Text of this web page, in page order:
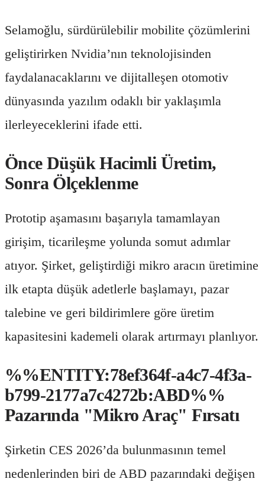
Selamoğlu, sürdürülebilir mobilite çözümlerini
geliştirirken Nvidia’nın teknolojisinden
faydalanacaklarını ve dijitalleşen otomotiv
dünyasında yazılım odaklı bir yaklaşımla
ilerleyeceklerini ifade etti.
Önce Düşük Hacimli Üretim,
Sonra Ölçeklenme
Prototip aşamasını başarıyla tamamlayan
girişim, ticarileşme yolunda somut adımlar
atıyor. Şirket, geliştirdiği mikro aracın üretimine
ilk etapta düşük adetlerle başlamayı, pazar
talebine ve geri bildirimlere göre üretim
kapasitesini kademeli olarak artırmayı planlıyor.
%%ENTITY:78ef364f-a4c7-4f3a-
b799-2177a7c4272b:ABD%%
Pazarında "Mikro Araç" Fırsatı
Şirketin CES 2026’da bulunmasının temel
nedenlerinden biri de ABD pazarındaki değişen